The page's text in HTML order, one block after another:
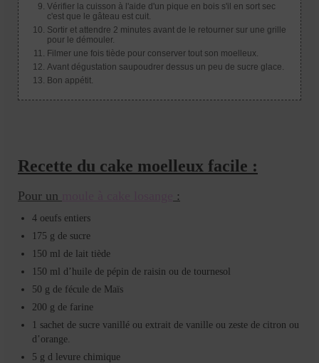
Vérifier la cuisson à l'aide d'un pique en bois s'il en sort sec
c'est que le gâteau est cuit.
Sortir et attendre 2 minutes avant de le retourner sur une grille
pour le démouler.
Filmer une fois tiède pour conserver tout son moelleux.
Avant dégustation saupoudrer dessus un peu de sucre glace.
Bon appétit.
Recette du cake moelleux facile :
Pour un :
4 oeufs entiers
175 g de sucre
150 ml de lait tiède
150 ml d’huile de pépin de raisin ou de tournesol
50 g de fécule de Maïs
200 g de farine
1 sachet de sucre vanillé ou extrait de vanille ou zeste de citron ou
d’orange.
5 g d levure chimique